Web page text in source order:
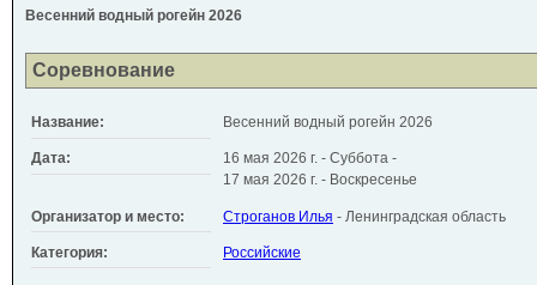
Весенний водный рогейн 2026
Соревнование
Название: Весенний водный рогейн 2026
Дата: 16 мая 2026 г. - Суббота -
17 мая 2026 г. - Воскресенье
Организатор и место: Строганов Илья - Ленинградская область
Категория: Российские